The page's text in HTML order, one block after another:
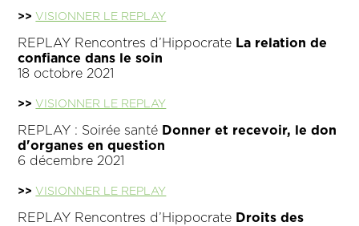
>> VISIONNER LE REPLAY
REPLAY Rencontres d’Hippocrate La relation de
confiance dans le soin
18 octobre 2021
>> VISIONNER LE REPLAY
REPLAY : Soirée santé Donner et recevoir, le don
d'organes en question
6 décembre 2021
>> VISIONNER LE REPLAY
REPLAY Rencontres d’Hippocrate Droits des